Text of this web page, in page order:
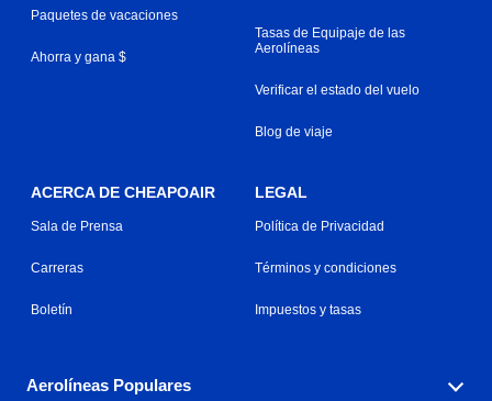
Paquetes de vacaciones
Ahorra y gana $
Tasas de Equipaje de las
Aerolíneas
Verificar el estado del vuelo
Blog de viaje
ACERCA DE CHEAPOAIR
Sala de Prensa
Carreras
Boletín
LEGAL
Política de Privacidad
Términos y condiciones
Impuestos y tasas
Aerolíneas Populares